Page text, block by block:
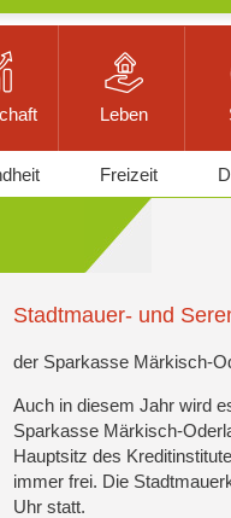
Leben
Freizeit
Stadtmauer- und
der Sparkasse Märkisch-
Auch in diesem Jahr wird
Sparkasse Märkisch-
Hauptsitz des
immer frei. Die
Uhr statt.